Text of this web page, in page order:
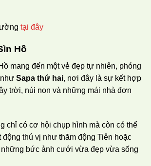
tại đây
Hồ
mang đến một vẻ đẹp tự nhiên, phóng
Sapa thứ hai, nơi đây là sự kết hợp
trời, núi non và những mái nhà đơn
chỉ có cơ hội chụp hình mà còn có thể
động thú vị như thăm động Tiên hoặc
những bức ảnh cưới vừa đẹp vừa sống